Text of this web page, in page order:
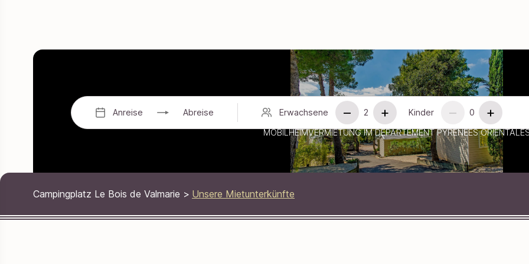
MOBILHEIMVERMIETUNG IM DEPARTEMENT PYRÉNÉES
Anreise Abreise Erwachsene
–
–
2
+
+
Kinder
–
–
0
+
+
Campingplatz Le Bois de Valmarie > Unsere Mietunterkünfte